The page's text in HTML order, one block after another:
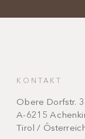
KONTAKT
Obere Dorfstr.
A-6215
Tirol /